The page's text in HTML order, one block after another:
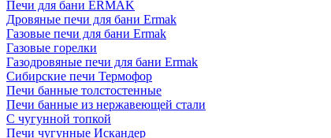
Печи для бани ERMAK
Дровяные печи для бани Ermak
Газовые печи для бани Ermak
Газовые горелки
Газодровяные печи для бани Ermak
Сибирские печи Термофор
Печи банные толстостенные
Печи банные из нержавеющей стали
С чугунной топкой
Печи чугунные Искандер